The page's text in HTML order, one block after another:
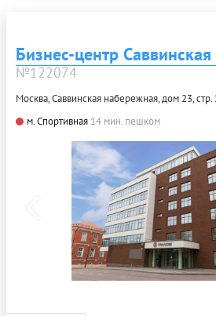
Бизнес-центр
№122074
Москва, Саввинская набережная, дом 23, стр.
м. Спортивная 14 мин. пешком